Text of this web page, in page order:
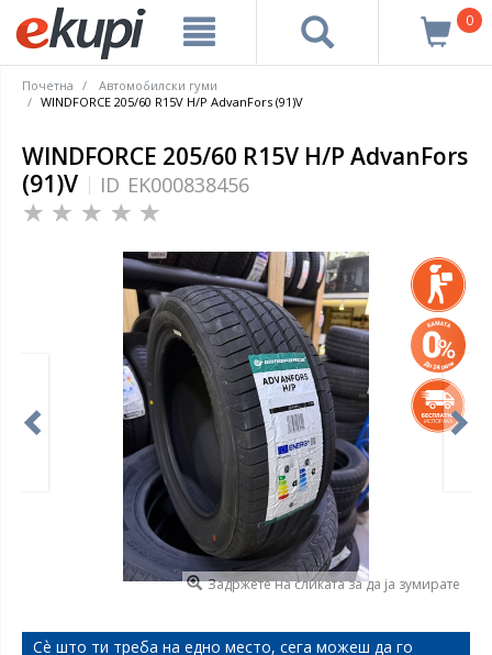
0
Почетна
Автомобилски гуми
WINDFORCE 205/60 R15V H/P AdvanFors (91)V
WINDFORCE 205/60 R15V H/P AdvanFors
(91)V
ID EK000838456
Задржете на сликата за да ја зумирате
Сѐ што ти треба на едно место, сега можеш да го